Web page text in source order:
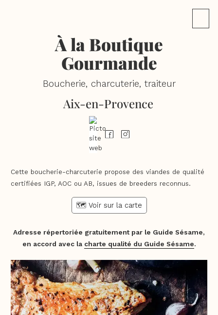
À la Boutique
Gourmande
Boucherie, charcuterie, traiteur
Aix-en-Provence
Cette boucherie-charcuterie propose des viandes de qualité
certifiées IGP, AOC ou AB, issues de breeders reconnus.
🗺️ Voir sur la carte
Adresse répertoriée gratuitement par le Guide Sésame,
en accord avec la charte qualité du Guide Sésame.